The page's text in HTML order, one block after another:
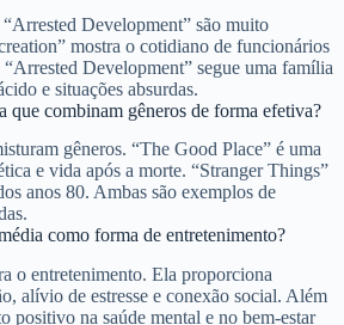
Development” são muito
mostra o cotidiano de funcionários
Development” segue uma família
e situações absurdas.
que combinam gêneros de forma efetiva?
gêneros. “The Good Place” é uma
e vida após a morte. “Stranger Things”
anos 80. Ambas são exemplos de
como forma de entretenimento?
o entretenimento. Ela proporciona
alívio de estresse e conexão social. Além
positivo na saúde mental e no bem-estar